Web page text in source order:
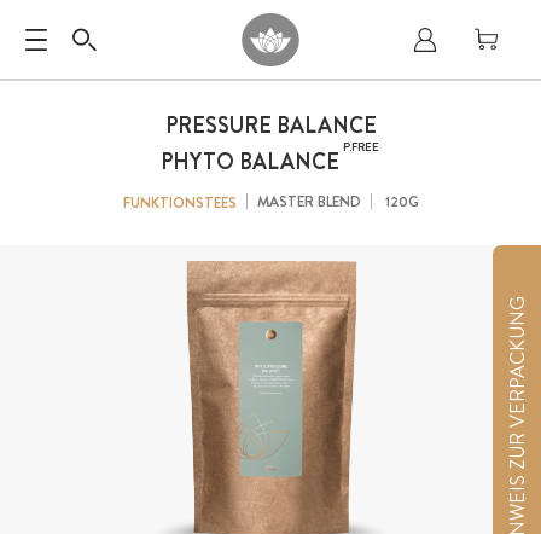
HINWEIS ZUR VERPACKUNG
PRESSURE BALANCE
PHYTO BALANCEP.FREE
FUNKTIONSTEES MASTER BLEND 120G